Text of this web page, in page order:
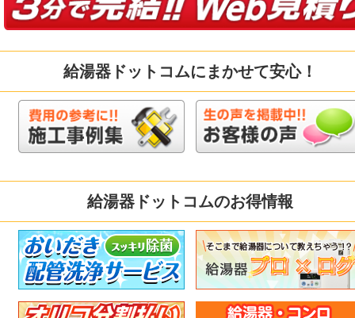
給湯器ドットコムにまかせて安心！
給湯器ドットコムのお得情報